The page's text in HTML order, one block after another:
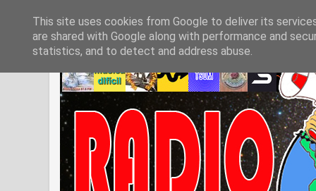
This site uses cookies from Google to deliver its
are shared with Google along with performance and
statistics, and to detect and address abuse.